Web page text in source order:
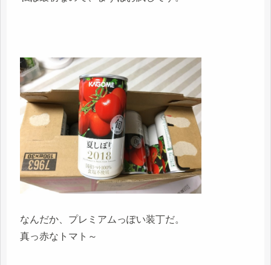
なんだか、プレミアムっぽい装丁だ。
真っ赤なトマト～